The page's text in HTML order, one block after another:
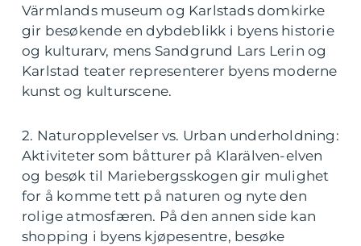
Värmlands museum og Karlstads domkirke
gir besøkende en dybdeblikk i byens historie
og kulturarv, mens Sandgrund Lars Lerin og
Karlstad teater representerer byens moderne
kunst og kulturscene.
2. Naturopplevelser vs. Urban underholdning:
Aktiviteter som båtturer på Klarälven-elven
og besøk til Mariebergsskogen gir mulighet
for å komme tett på naturen og nyte den
rolige atmosfæren. På den annen side kan
shopping i byens kjøpesentre, besøke